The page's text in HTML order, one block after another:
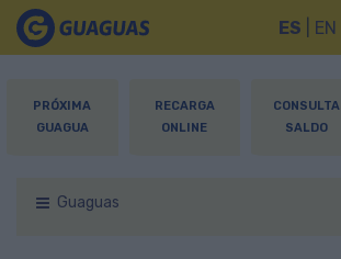
ES EN
PRÓXIMA
GUAGUA
RECARGA
ONLINE
CONSULTA
SALDO
Guaguas